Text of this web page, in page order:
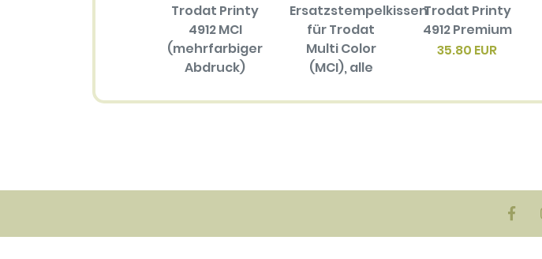
Trodat Printy
4912 MCI
(mehrfarbiger
Abdruck)
Ersatzstempelkissen
für Trodat
Multi Color
(MCI), alle
(mehrfarbiger
Trodat Printy
4912 Premium
35.80 EUR